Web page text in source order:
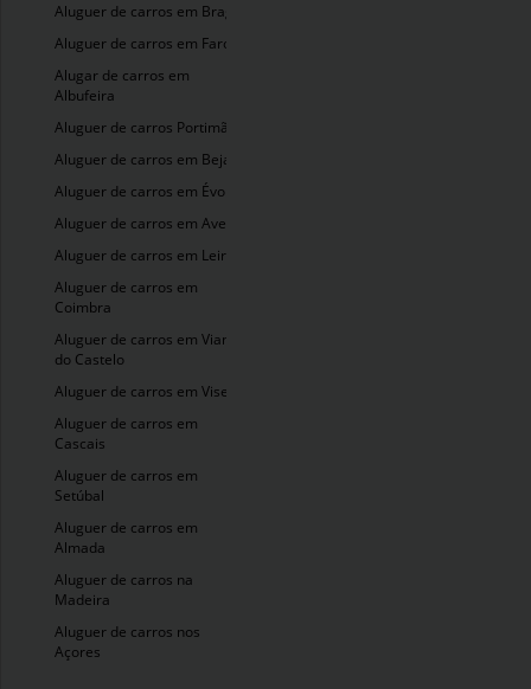
Aluguer de carros em Braga
Aluguer de carros em Faro
Alugar de carros em
Albufeira
Aluguer de carros Portimão
Aluguer de carros em Beja
Aluguer de carros em Évora
Aluguer de carros em Aveiro
Aluguer de carros em Leiria
Aluguer de carros em
Coimbra
Aluguer de carros em Viana
do Castelo
Aluguer de carros em Viseu
Aluguer de carros em
Cascais
Aluguer de carros em
Setúbal
Aluguer de carros em
Almada
Aluguer de carros na
Madeira
Aluguer de carros nos
Açores